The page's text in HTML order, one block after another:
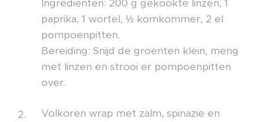
Ingrediënten: 200 g gekookte linzen, 1
paprika, 1 wortel, ½ komkommer, 2 el
pompoenpitten.
Bereiding: Snijd de groenten klein, meng
met linzen en strooi er pompoenpitten
over.
Volkoren wrap met zalm, spinazie en